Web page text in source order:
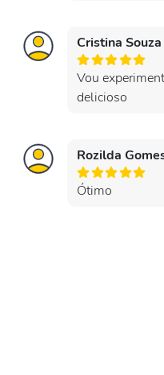
Cristina Souza
Vou
delicioso
Rozilda
Ótimo